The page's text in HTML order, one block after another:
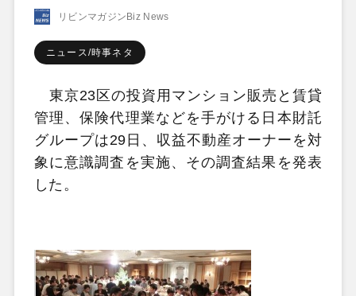
リビンマガジンBiz News
ニュース/時事ネタ
東京23区の投資用マンション販売と賃貸
管理、保険代理業などを手がける日本財託
グループは29日、収益不動産オーナーを対
象に意識調査を実施、その調査結果を発表
した。